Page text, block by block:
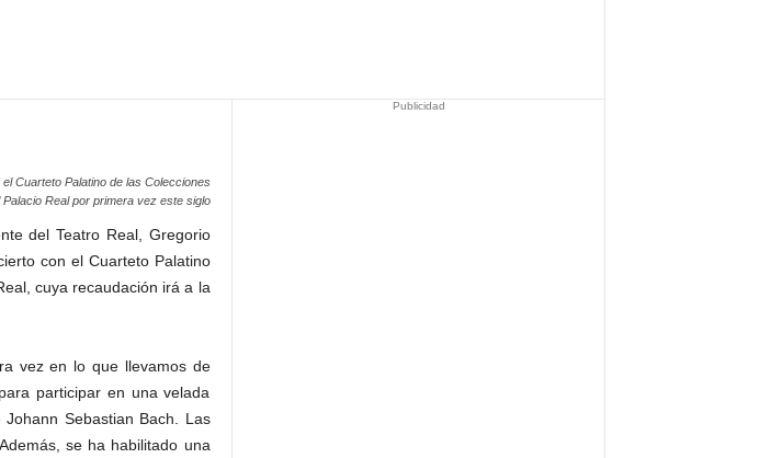
Cuarteto Palatino de las Colecciones
Real por primera vez este siglo
del Teatro Real, Gregorio
con el Cuarteto Palatino
cuya recaudación irá a la
vez en lo que llevamos de
participar en una velada
Sebastian Bach. Las
se ha habilitado una
Publicidad